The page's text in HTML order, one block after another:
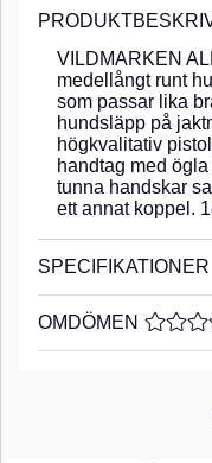
VILDMARKEN
medellångt runt
som passar lika
hundsläpp på
högkvalitativ
handtag med
tunna handskar
ett annat koppel.
SPECIFIKATIONER
OMDÖMEN